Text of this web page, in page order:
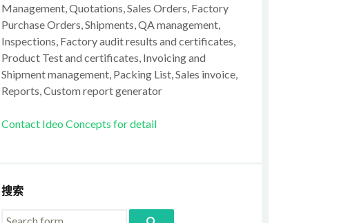
Management, Quotations, Sales Orders, Factory
Purchase Orders, Shipments, QA management,
Inspections, Factory audit results and certificates,
Product Test and certificates, Invoicing and
Shipment management, Packing List, Sales invoice,
Reports, Custom report generator
Contact Ideo Concepts for detail
搜索